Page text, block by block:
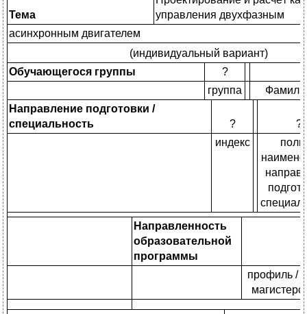
Тема
управления двухфазным
асинхронным двигателем
(индивидуальный вариант)
Обучающегося группы
?
группа
Направление подготовки /
специальность
?
?
индекс
Направленность
образовательной
программы
профиль /